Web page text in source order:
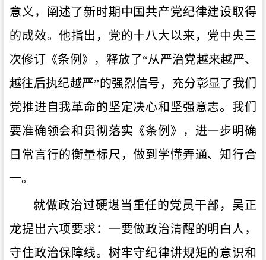
意义，阐述了新时期中国共产党纪律建设取得
的成效。他指出，党的十八大以来，党中央三
次修订《条例》，释放了“从严治党越来越严、
越往后执纪越严”的强烈信号，充分彰显了我们
党推进自我革命的坚定决心和坚强意志。我们
要准确领会和贯彻落实《条例》，进一步明确
日常言行的衡量标尺，做到学懂弄通、知行合
一。
就做政治过硬堪当重任的党员干部，吴正
龙提出六项要求：一要做政治清醒的明白人，
守住政治保障线。树牢守纪律讲规矩的意识和